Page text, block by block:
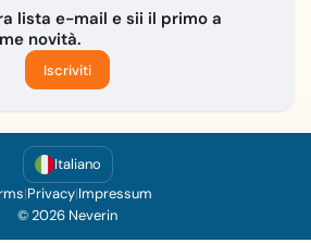
lista e-mail e sii il primo a
novità.
Iscriviti
Italiano
|Privacy|Impressum
© 2026 Neverin